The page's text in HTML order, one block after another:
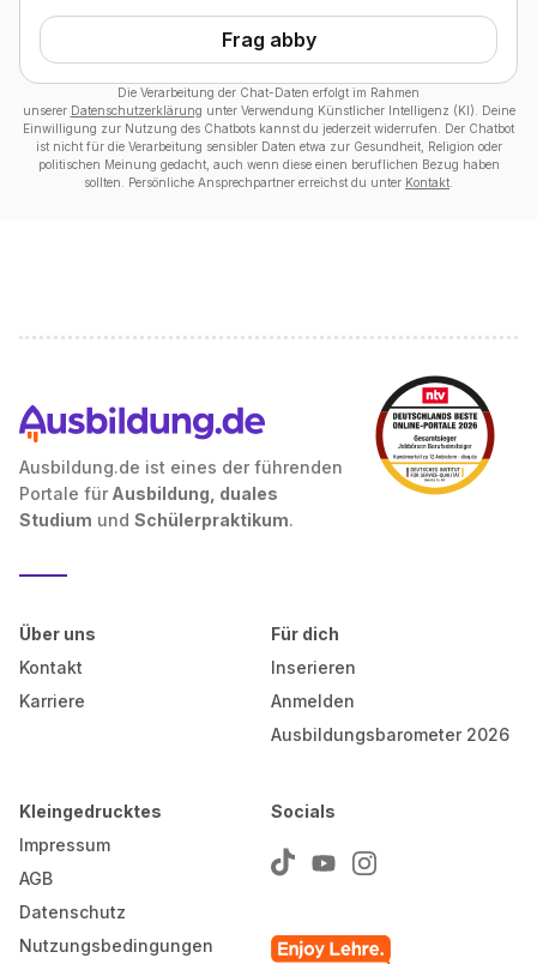
Frag abby
Die Verarbeitung der Chat-Daten erfolgt im Rahmen
unserer Datenschutzerklärung unter Verwendung Künstlicher Intelligenz (KI). Deine
Einwilligung zur Nutzung des Chatbots kannst du jederzeit widerrufen. Der Chatbot
ist nicht für die Verarbeitung sensibler Daten etwa zur Gesundheit, Religion oder
politischen Meinung gedacht, auch wenn diese einen beruflichen Bezug haben
sollten. Persönliche Ansprechpartner erreichst du unter Kontakt
Ausbildung.de ist eines der führenden
Portale für Ausbildung, duales
Studium und Schülerpraktikum.
Über uns
Kontakt
Karriere
Für dich
Inserieren
Anmelden
Ausbildungsbarometer 2026
Kleingedrucktes
Impressum
AGB
Datenschutz
Nutzungsbedingungen
Socials